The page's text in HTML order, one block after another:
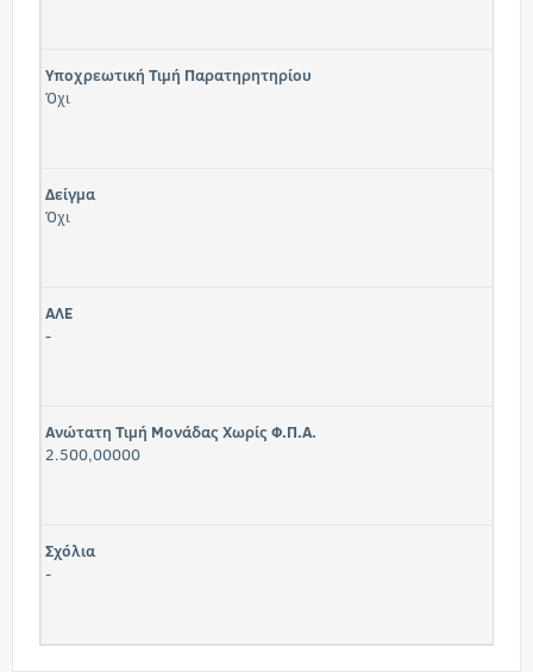
Υποχρεωτική Τιμή Παρατηρητηρίου
Όχι
Δείγμα
Όχι
ΑΛΕ
-
Ανώτατη Τιμή Μονάδας Χωρίς Φ.Π.Α.
2.500,00000
Σχόλια
-